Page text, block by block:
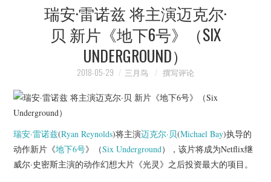
瑞安·雷诺兹 将主演迈克尔·
贝 新片《地下6号》（SIX
UNDERGROUND）
2018-05-29 三月鸟 撰写评论
瑞安·雷诺兹(Ryan Reynolds)将主演迈克尔·贝(Michael Bay)执导的
动作新片《地下6号》（Six Underground），该片将成为Netflix继
威尔·史密斯主演的动作幻想大片《光灵》之后投资最大的项目。